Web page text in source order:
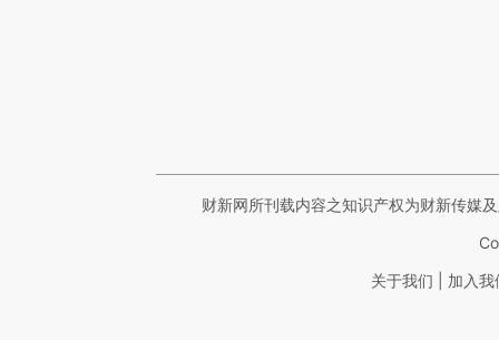
财新网所刊载内容之知识产权为财新传媒
关于我们 加入我